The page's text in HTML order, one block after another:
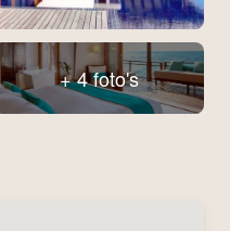
+ 4 foto's